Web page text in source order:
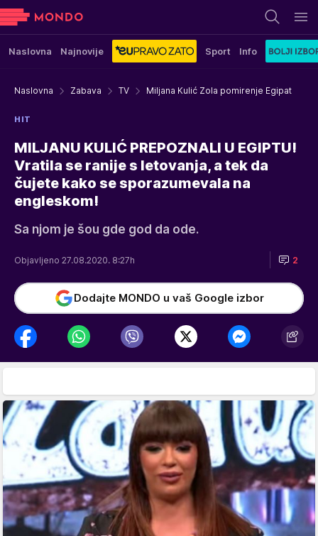
Naslovna Najnovije Sport Info
Naslovna Zabava TV Miljana Kulić Zola pomirenje Egipat
HIT
MILJANU KULIĆ PREPOZNALI U EGIPTU!
Vratila se ranije s letovanja, a tek da
čujete kako se sporazumevala na
engleskom!
Sa njom je šou gde god da ode.
Objavljeno 27.08.2020. 8:27h 2
Dodajte MONDO u vaš Google izbor